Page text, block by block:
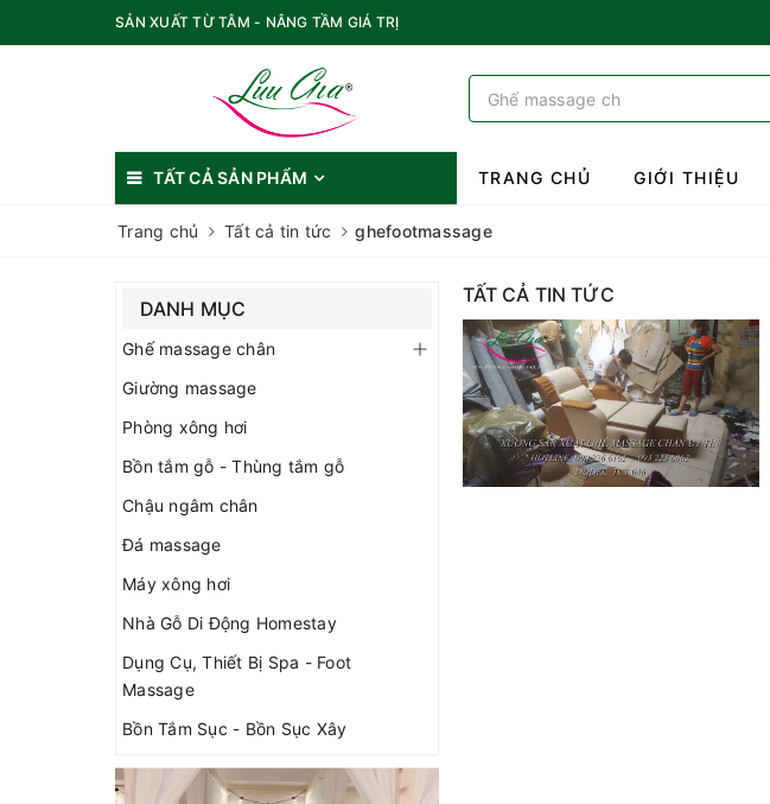
SẢN XUẤT TỪ TÂM - NÂNG TẦM GIÁ TRỊ
TẤT CẢ SẢN PHẨM TRANG CHỦ GIỚI THIỆU
Trang chủ Tất cả tin tức ghefootmassage
TẤT CẢ TIN TỨC
DANH MỤC
Ghế massage chân
Giường massage
Phòng xông hơi
Bồn tắm gỗ - Thùng tắm gỗ
Chậu ngâm chân
Đá massage
Máy xông hơi
Nhà Gỗ Di Động Homestay
Dụng Cụ, Thiết Bị Spa - Foot
Massage
Bồn Tắm Sục - Bồn Sục Xây